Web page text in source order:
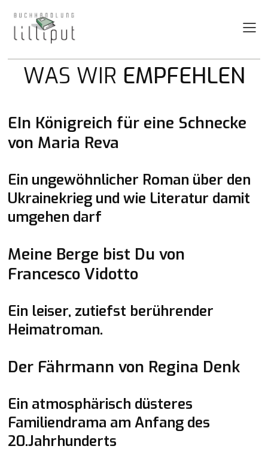
Hit Enter to Search or X to close
WAS WIR EMPFEHLEN
EIn Königreich für eine Schnecke
von Maria Reva
Ein ungewöhnlicher Roman über den
Ukrainekrieg und wie Literatur damit
umgehen darf
Meine Berge bist Du von
Francesco Vidotto
Ein leiser, zutiefst berührender
Heimatroman.
Der Fährmann von Regina Denk
Ein atmosphärisch düsteres
Familiendrama am Anfang des
20.Jahrhunderts